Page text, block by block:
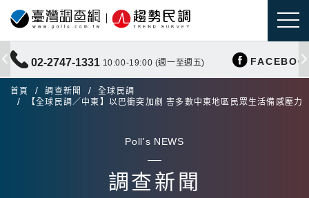
02-2747-1331 10:00-19:00 (週一至週五)
首頁 調查新聞
全球民調
【全球民調／中東】以巴衝突加劇 害多數中東地區民眾生活備感壓力
Poll's NEWS
調查新聞